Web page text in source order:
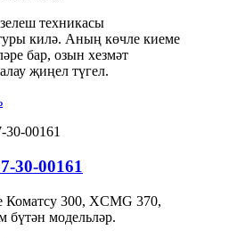
техникасы
килә. Аның көчле киеме
бар, озын хезмәт
җиңел түгел.
30-00161
Коматсу 300, XCMG 370,
бүтән модельләр.